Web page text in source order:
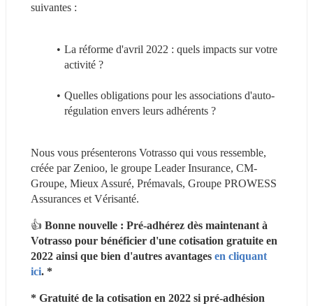
suivantes :
La réforme d'avril 2022 : quels impacts sur votre
activité ?
Quelles obligations pour les associations d'auto-
régulation envers leurs adhérents ?
Nous vous présenterons Votrasso qui vous ressemble,
créée par Zenioo, le groupe Leader Insurance, CM-
Groupe, Mieux Assuré, Prémavals, Groupe PROWESS
Assurances et Vérisanté.
👍 Bonne nouvelle : Pré-adhérez dès maintenant à
Votrasso pour bénéficier d'une cotisation gratuite en
2022 ainsi que bien d'autres avantages en cliquant
ici. *
* Gratuité de la cotisation en 2022 si pré-adhésion